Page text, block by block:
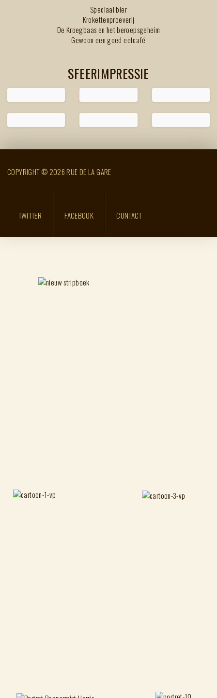
Speciaal bier
Krokettenproeverij
De Kroegbaas en het beroepsgeheim
Gewoon een goed eetcafé
SFEERIMPRESSIE
COPYRIGHT © 2026 RUE DE LA GARE
TWITTER FACEBOOK CONTACT